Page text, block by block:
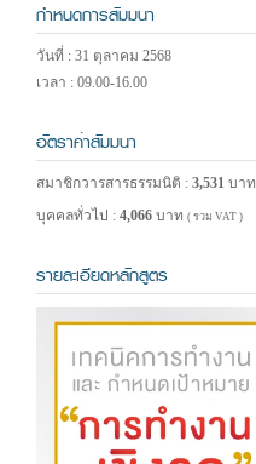
กำหนดการสัมมนา
วันที่ : 31 ตุลาคม 2568
เวลา : 09.00-16.00
อัตราค่าสัมมนา
สมาชิกวารสารธรรมนิติ : 3,531 บาท
บุคคลทั่วไป : 4,066 บาท ( รวม VAT )
รายละเอียดหลักสูตร